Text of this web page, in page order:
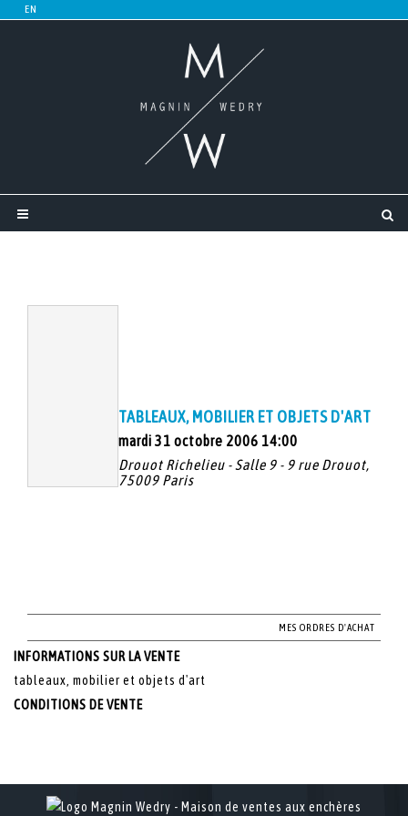
TABLEAUX, MOBILIER ET OBJETS D'ART
mardi 31 octobre 2006 14:00
Drouot Richelieu - Salle 9 - 9 rue Drouot,
75009 Paris
MES ORDRES D'ACHAT
INFORMATIONS SUR LA VENTE
tableaux, mobilier et objets d'art
CONDITIONS DE VENTE